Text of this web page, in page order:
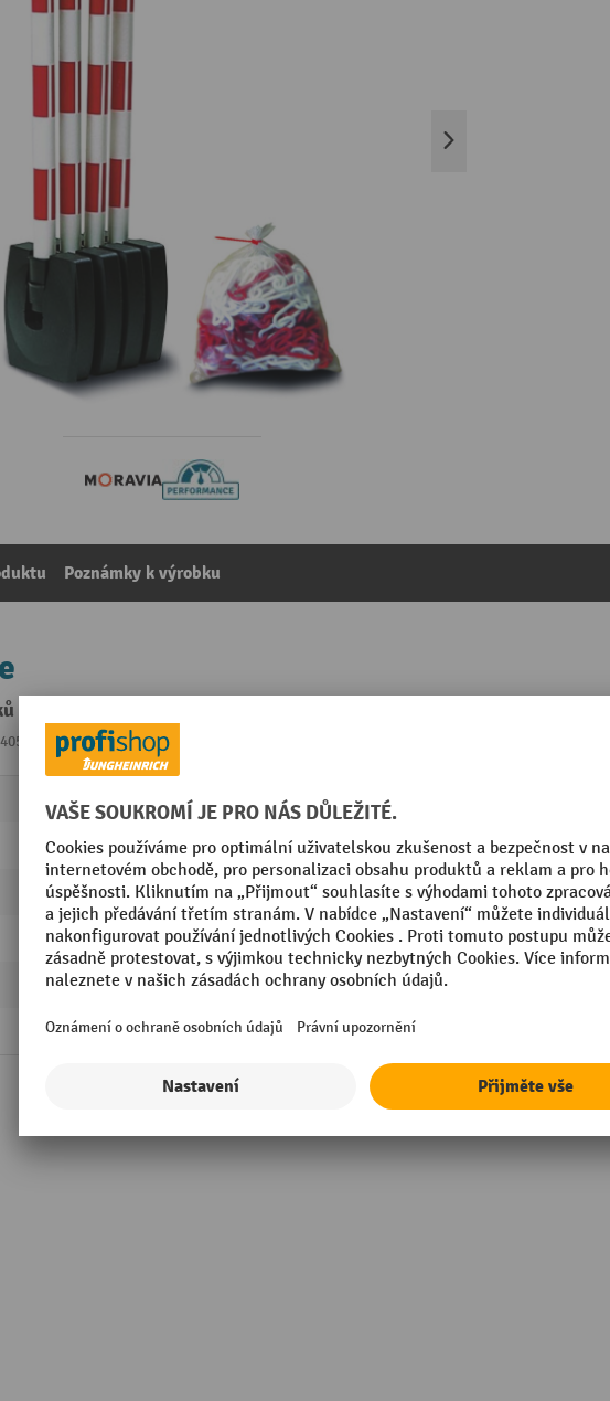
Poznámky k výrobku
na řetěz MORAVIA GUARDA-Flex, 4 stojany + řetěz 10 m, červená/bílá
Z kategorie:
Ne
ne
plast
čtyřhranný
Ne
16 kg
Stojan na řetězy, materiál
Stojan na řetězy, povrch
Stojan na řetězy, průměr
Stojan na řetězy, výška
Včetně upevňovacího
Značka
Zobrazit všechny technické údaje